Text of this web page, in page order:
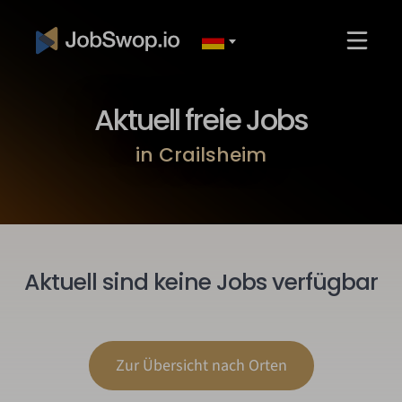
Aktuell freie Jobs
in Crailsheim
Aktuell sind keine Jobs verfügbar
Zur Übersicht nach Orten